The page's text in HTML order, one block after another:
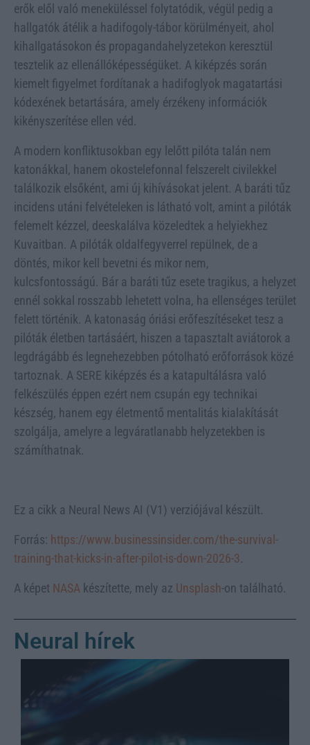
erők elől való meneküléssel folytatódik, végül pedig a
hallgatók átélik a hadifogoly-tábor körülményeit, ahol
kihallgatásokon és propagandahelyzetekon keresztül
tesztelik az ellenállóképességüket. A kiképzés során
kiemelt figyelmet fordítanak a hadifoglyok magatartási
kódexének betartására, amely érzékeny információk
kikényszerítése ellen véd.
A modern konfliktusokban egy lelőtt pilóta talán nem
katonákkal, hanem okostelefonnal felszerelt civilekkel
találkozik elsőként, ami új kihívásokat jelent. A baráti tűz
incidens utáni felvételeken is látható volt, amint a pilóták
felemelt kézzel, deeskalálva közeledtek a helyiekhez
Kuvaitban. A pilóták oldalfegyverrel repülnek, de a
döntés, mikor kell bevetni és mikor nem,
kulcsfontosságú. Bár a baráti tűz esete tragikus, a helyzet
ennél sokkal rosszabb lehetett volna, ha ellenséges terület
felett történik. A katonaság óriási erőfeszítéseket tesz a
pilóták életben tartásáért, hiszen a tapasztalt aviátorok a
legdrágább és legnehezebben pótolható erőforrások közé
tartoznak. A SERE kiképzés és a katapultálásra való
felkészülés éppen ezért nem csupán egy technikai
készség, hanem egy életmentő mentalitás kialakítását
szolgálja, amelyre a legváratlanabb helyzetekben is
számíthatnak.
Ez a cikk a Neural News AI (V1) verziójával készült.
Forrás: https://www.businessinsider.com/the-survival-
training-that-kicks-in-after-pilot-is-down-2026-3.
A képet NASA készítette, mely az Unsplash-on található.
Neural hírek